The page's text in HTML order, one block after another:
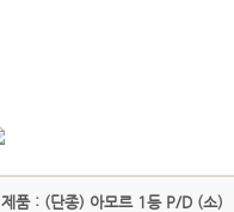
제품 : (단종) 아모르 1등 P/D (소)